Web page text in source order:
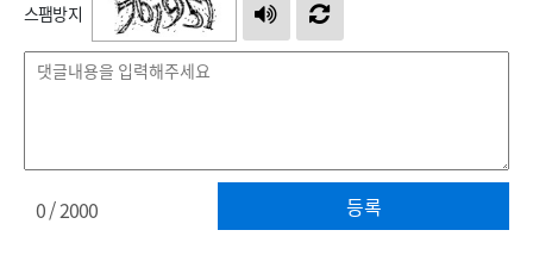
스팸방지
등록
0/ 2000